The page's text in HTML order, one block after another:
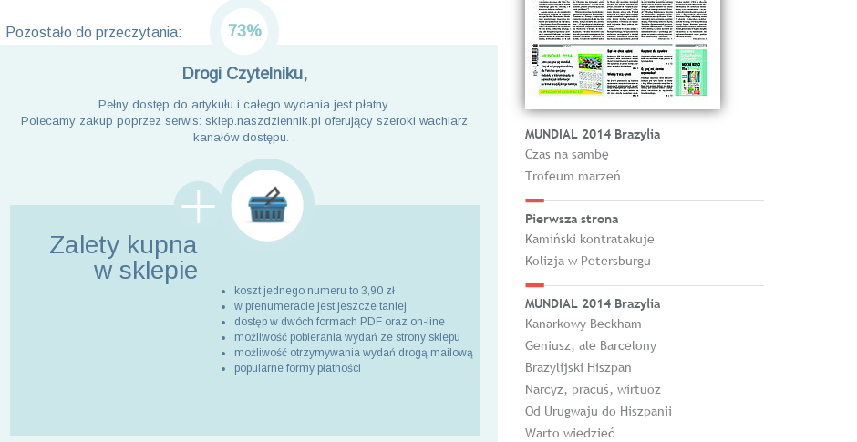
Pozostało do przeczytania: 73%
Drogi Czytelniku,
Pełny dostęp do artykułu i całego wydania jest płatny.
Polecamy zakup poprzez serwis: sklep.naszdziennik.pl oferujący szeroki wachlarz
kanałów dostępu. .
Zalety kupna
w sklepie
koszt jednego numeru to 3,90 zł
w prenumeracie jest jeszcze taniej
dostęp w dwóch formach PDF oraz on-line
możliwość pobierania wydań ze strony sklepu
możliwość otrzymywania wydań drogą mailową
popularne formy płatności
MUNDIAL 2014 Brazylia
Czas na sambę
Trofeum marzeń
Pierwsza strona
Kamiński kontratakuje
Kolizja w Petersburgu
MUNDIAL 2014 Brazylia
Kanarkowy Beckham
Geniusz, ale Barcelony
Brazylijski Hiszpan
Narcyz, pracuś, wirtuoz
Od Urugwaju do Hiszpanii
Warto wiedzieć